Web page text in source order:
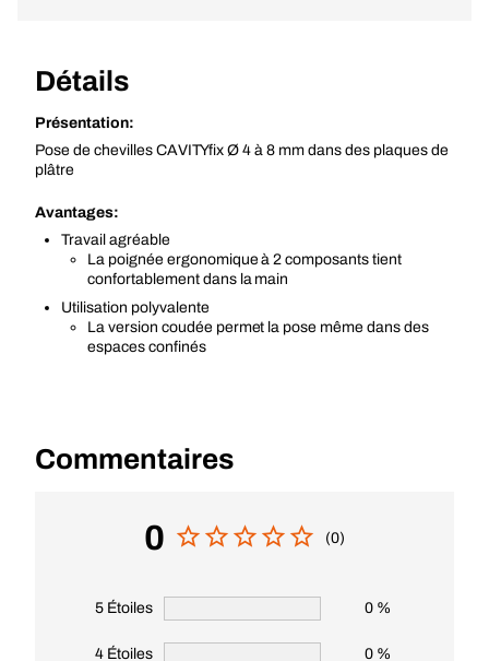
Détails
Présentation:
Pose de chevilles CAVITYfix Ø 4 à 8 mm dans des plaques de
plâtre
Avantages:
Travail agréable
La poignée ergonomique à 2 composants tient
confortablement dans la main
Utilisation polyvalente
La version coudée permet la pose même dans des
espaces confinés
Commentaires
0 (0)
5 Étoiles 0 %
4 Étoiles 0 %